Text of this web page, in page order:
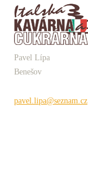
Pavel Lípa
Benešov
pavel.lipa@seznam.cz